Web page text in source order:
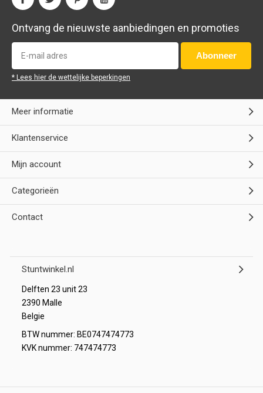
Ontvang de nieuwste aanbiedingen en promoties
Abonneer
* Lees hier de wettelijke beperkingen
Meer informatie
Klantenservice
Mijn account
Categorieën
Contact
Stuntwinkel.nl
Delften 23 unit 23
2390 Malle
Belgie
BTW nummer: BE0747474773
KVK nummer: 747474773